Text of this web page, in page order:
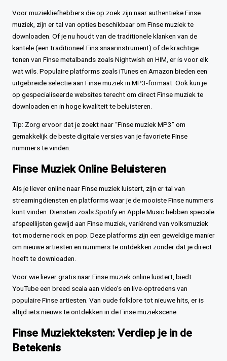
Voor muziekliefhebbers die op zoek zijn naar authentieke Finse
muziek, zijn er tal van opties beschikbaar om Finse muziek te
downloaden. Of je nu houdt van de traditionele klanken van de
kantele (een traditioneel Fins snaarinstrument) of de krachtige
tonen van Finse metalbands zoals Nightwish en HIM, er is voor elk
wat wils. Populaire platforms zoals iTunes en Amazon bieden een
uitgebreide selectie aan Finse muziek in MP3-formaat. Ook kun je
op gespecialiseerde websites terecht om direct Finse muziek te
downloaden en in hoge kwaliteit te beluisteren.
Tip: Zorg ervoor dat je zoekt naar “Finse muziek MP3” om
gemakkelijk de beste digitale versies van je favoriete Finse
nummers te vinden.
Finse Muziek Online Beluisteren
Als je liever online naar Finse muziek luistert, zijn er tal van
streamingdiensten en platforms waar je de mooiste Finse nummers
kunt vinden. Diensten zoals Spotify en Apple Music hebben speciale
afspeellijsten gewijd aan Finse muziek, variërend van volksmuziek
tot moderne rock en pop. Deze platforms zijn een geweldige manier
om nieuwe artiesten en nummers te ontdekken zonder dat je direct
hoeft te downloaden.
Voor wie liever gratis naar Finse muziek online luistert, biedt
YouTube een breed scala aan video’s en live-optredens van
populaire Finse artiesten. Van oude folklore tot nieuwe hits, er is
altijd iets nieuws te ontdekken in de Finse muziekscene.
Finse Muziekteksten: Verdiep je in de
Betekenis